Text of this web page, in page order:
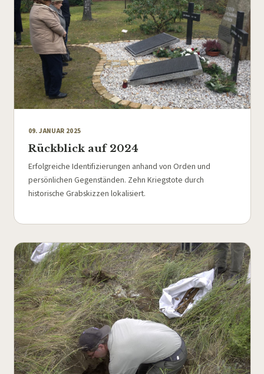
09. JANUAR 2025
Rückblick auf 2024
Erfolgreiche Identifizierungen anhand von Orden und
persönlichen Gegenständen. Zehn Kriegstote durch
historische Grabskizzen lokalisiert.